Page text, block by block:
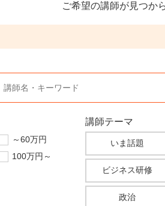
ご希望の講師が見つか
～60万円
100万円～
講師テーマ
いま話題
ビジネス研修
政治